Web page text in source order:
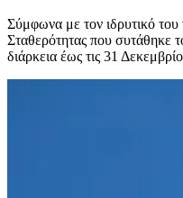
Σύμφωνα με τον ιδρυτικό
Σταθερότητας που συτάθηκε
διάρκεια έως τις 31